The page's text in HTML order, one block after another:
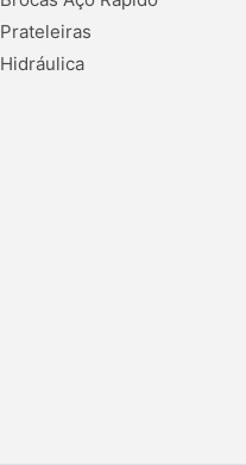
Prateleiras
Hidráulica